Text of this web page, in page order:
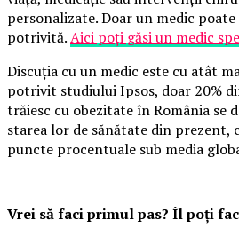
personalizate. Doar un medic
potrivită.Aici poți găsi un medic
Discuția cu un medic este cu atât
potrivit studiului Ipsos, doar 20%
trăiesc cu obezitate în România se
starea lor de sănătate din prezent,
puncte procentuale sub media
Vrei să faci primul pas? Îl poți